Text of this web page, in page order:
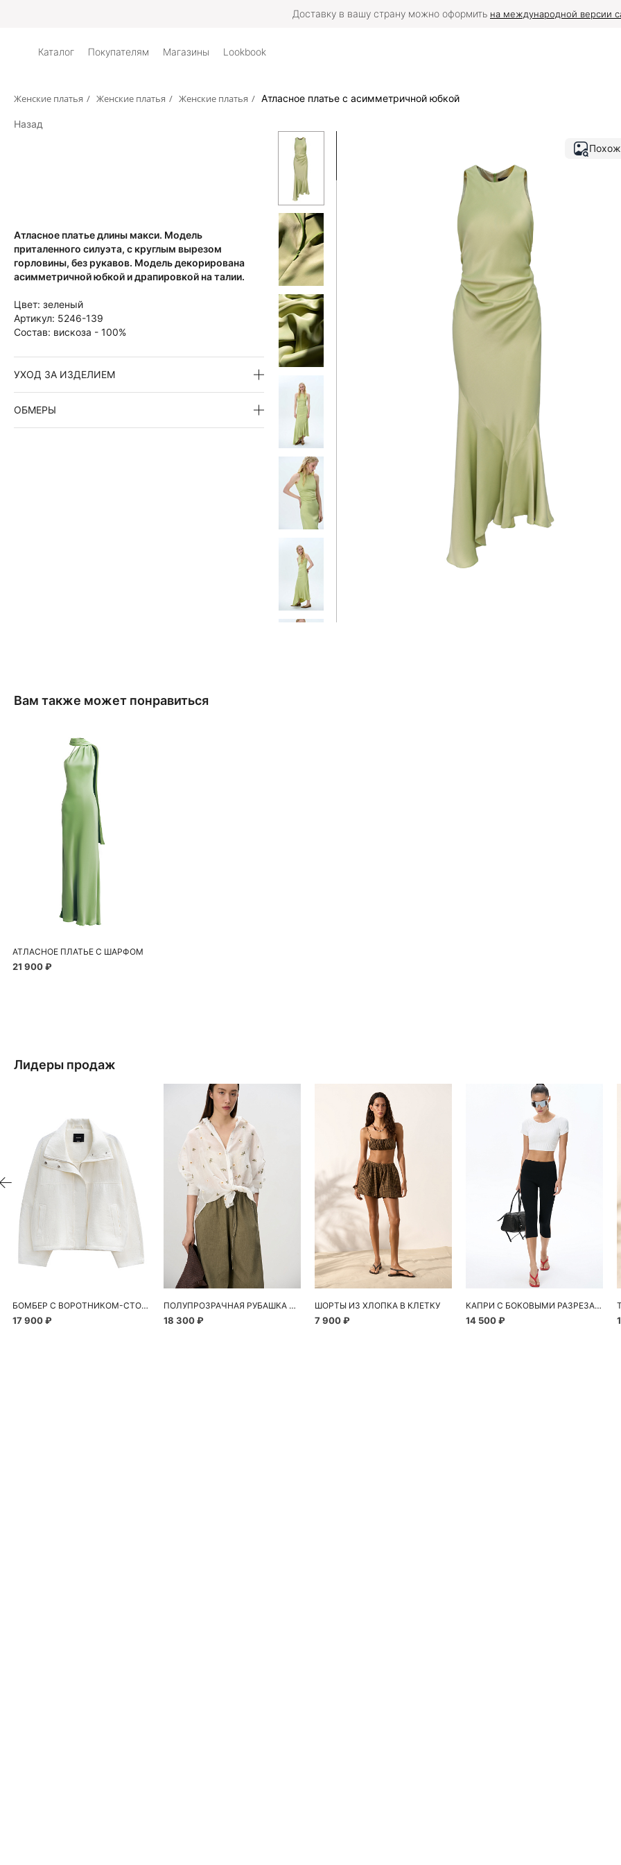
Доставку в вашу страну можно оформить на международной версии
Каталог Покупателям Магазины Lookbook
Женские платья / Женские платья / Женские платья / Атласное платье с асимметричной юбкой
Назад
Атласное платье длины макси. Модель
приталенного силуэта, с круглым вырезом
горловины, без рукавов. Модель декорирована
асимметричной юбкой и драпировкой на талии.
Цвет: зеленый
Артикул: 5246-139
Состав: вискоза - 100%
УХОД ЗА ИЗДЕЛИЕМ
ОБМЕРЫ
Вам также может понравиться
АТЛАСНОЕ ПЛАТЬЕ С ШАРФОМ
21 900 ₽
Лидеры продаж
БОМБЕР С ВОРОТНИКОМ-СТОЙКОЙ
17 900 ₽
ПОЛУПРОЗРАЧНАЯ РУБАШКА С РОМАШКАМИ
18 300 ₽
ШОРТЫ ИЗ ХЛОПКА В КЛЕТКУ
7 900 ₽
КАПРИ С БОКОВЫМИ РАЗРЕЗАМИ
14 500 ₽